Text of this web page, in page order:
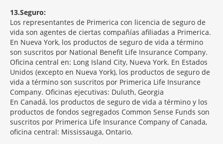
13 Seguro:
Los representantes de Primerica con licencia de seguro de
vida son agentes de ciertas compañías afiliadas a Primerica.
En Nueva York, los productos de seguro de vida a término
son suscritos por National Benefit Life Insurance Company.
Oficina central en: Long Island City, Nueva York. En Estados
Unidos (excepto en Nueva York), los productos de seguro de
vida a término son suscritos por Primerica Life Insurance
Company. Oficinas ejecutivas: Duluth, Georgia
En Canadá, los productos de seguro de vida a término y los
productos de fondos segregados Common Sense Funds son
suscritos por Primerica Life Insurance Company of Canada,
oficina central: Mississauga, Ontario.